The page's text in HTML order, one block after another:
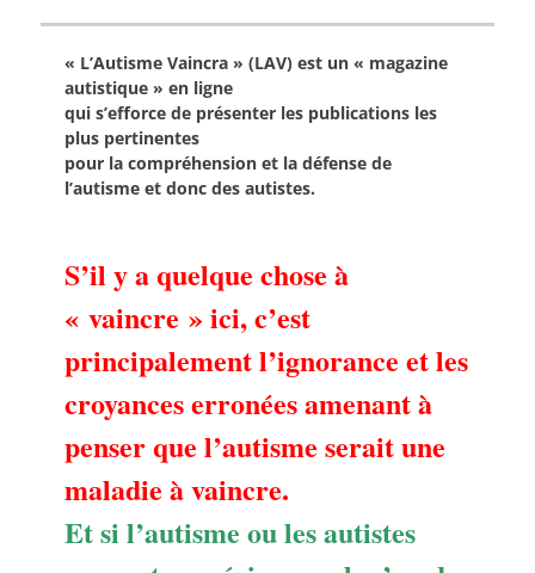
« L’Autisme Vaincra » (LAV) est un « magazine
autistique » en ligne
qui s’efforce de présenter les publications les
plus pertinentes
pour la compréhension et la défense de
l’autisme et donc des autistes.
S’il y a quelque chose à
« vaincre » ici, c’est
principalement l’ignorance et les
croyances erronées amenant à
penser que l’autisme serait une
maladie à vaincre.
Et si l’autisme ou les autistes